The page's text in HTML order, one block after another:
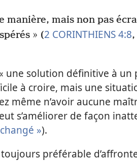
manière, mais non pas
» (2 CORINTHIENS 4:8,
une solution définitive à un
à croire, mais une
même n’avoir aucune
s’améliorer de façon
»).
toujours préférable